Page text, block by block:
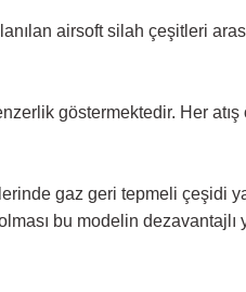
airsoft silah çeşitleri
göstermektedir. Her
gaz geri tepmeli çeşidi
bu modelin dezavantajlı